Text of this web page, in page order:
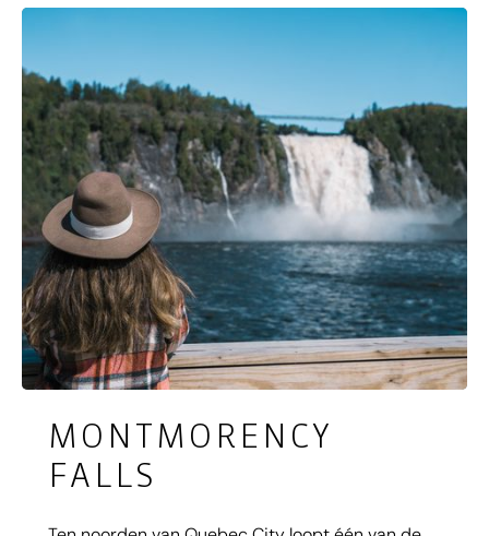
Chateau Ramezay uit 1705 en nog veel meer. Old
schitterende huizen.
MONTMORENCY
FALLS